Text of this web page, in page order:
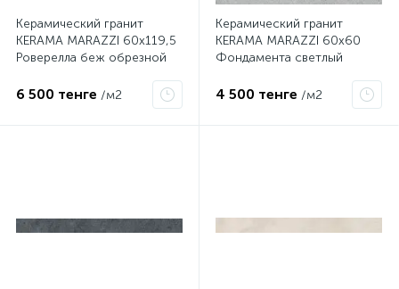
Керамический гранит
KERAMA MARAZZI 60х119,5
Роверелла беж обрезной
6 500 тенге /м2
Керамический гранит
KERAMA MARAZZI 60х60
Фондамента светлый
4 500 тенге /м2